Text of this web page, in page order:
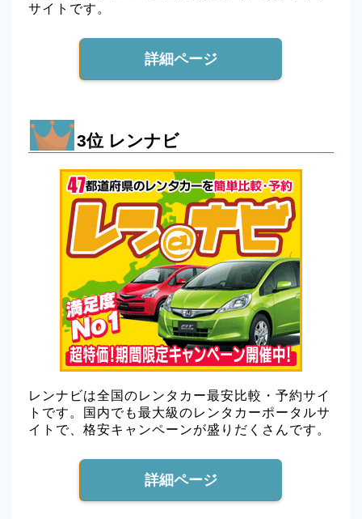
サイトです。
詳細ページ
3位 レンナビ
レンナビは全国のレンタカー最安比較・予約サイ
トです。国内でも最大級のレンタカーポータルサ
イトで、格安キャンペーンが盛りだくさんです。
詳細ページ